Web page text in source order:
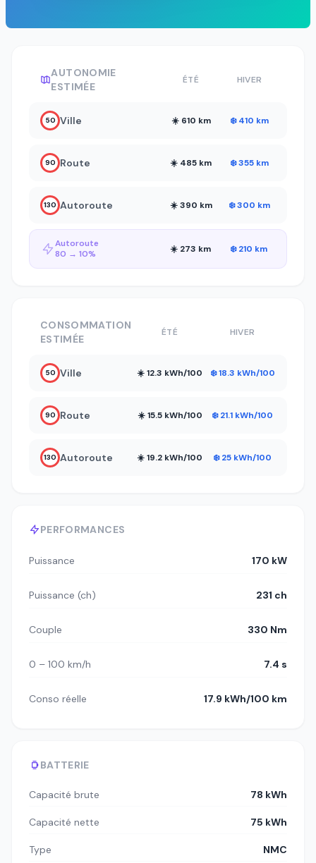
AUTONOMIE
ESTIMÉE
ÉTÉ HIVER
50 Ville ☀️ 610 km ❄️ 410 km
90 Route ☀️ 485 km ❄️ 355 km
130 Autoroute ☀️ 390 km ❄️ 300 km
Autoroute
80 → 10%
☀️ 273 km ❄️ 210 km
PERFORMANCES
Puissance 170 kW
Puissance (ch) 231 ch
Couple 330 Nm
0 – 100 km/h 7.4 s
Conso réelle 17.9 kWh/100 km
BATTERIE
Capacité brute 78 kWh
Capacité nette 75 kWh
Type NMC
CONSOMMATION
ESTIMÉE
ÉTÉ HIVER
50 Ville ☀️ 12.3 kWh/100 ❄️ 18.3 kWh/100
90 Route ☀️ 15.5 kWh/100 ❄️ 21.1 kWh/100
130 Autoroute ☀️ 19.2 kWh/100 ❄️ 25 kWh/100